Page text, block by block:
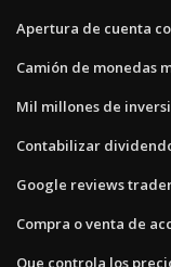
Apertura de cuenta
Camión de monedas
Mil millones de
Contabilizar
Google reviews
Compra o venta de
Que controla los